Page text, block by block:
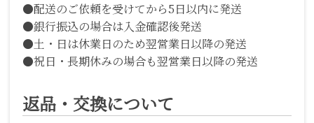
●配送のご依頼を受けてから5日以内に発送
●銀行振込の場合は入金確認後発送
●土・日は休業日のため翌営業日以降の発送
●祝日・長期休みの場合も翌営業日以降の発送
返品・交換について